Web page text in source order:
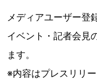
メディアユーザー登
イベント・記者会見
ます。
※内容はプレスリリ